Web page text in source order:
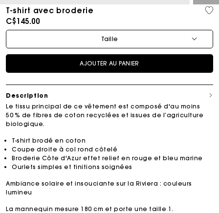
T-shirt avec broderie
C$145.00
Taille
AJOUTER AU PANIER
Description
Le tissu principal de ce vêtement est composé d'au moins
50 % de fibres de coton recyclées et issues de l’agriculture
biologique.
T-shirt brodé en coton
Coupe droite à col rond côtelé
Broderie Côte d'Azur effet relief en rouge et bleu marine
Ourlets simples et finitions soignées
Ambiance solaire et insouciante sur la Riviera : couleurs
lumineu
La mannequin mesure 180 cm et porte une taille 1.